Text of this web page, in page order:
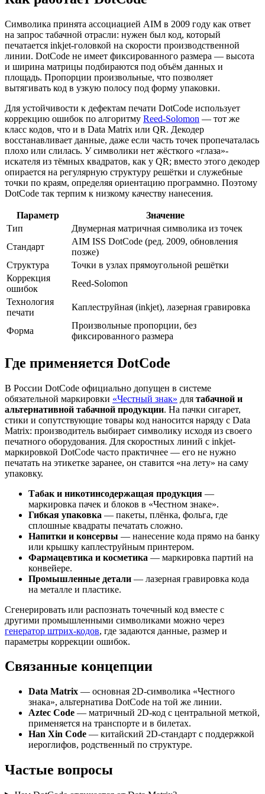
Символика принята ассоциацией AIM в 2009 году как ответ
на запрос табачной отрасли: нужен был код, который
печатается inkjet-головкой на скорости производственной
линии. DotCode не имеет фиксированного размера — высота
и ширина матрицы подбираются под объём данных и
площадь. Пропорции произвольные, что позволяет
вытягивать код в узкую полосу под форму упаковки.
Для устойчивости к дефектам печати DotCode использует
коррекцию ошибок по алгоритму Reed-Solomon — тот же
класс кодов, что и в Data Matrix или QR. Декодер
восстанавливает данные, даже если часть точек пропечаталась
плохо или слилась. У символики нет жёсткого «глаза»-
искателя из тёмных квадратов, как у QR; вместо этого декодер
опирается на регулярную структуру решётки и служебные
точки по краям, определяя ориентацию программно. Поэтому
DotCode так терпим к низкому качеству нанесения.
Параметр
Значение
Тип
Двумерная матричная символика из точек
Стандарт
AIM ISS DotCode (ред. 2009, обновления
позже)
Структура
Точки в узлах прямоугольной решётки
Коррекция
ошибок
Reed-Solomon
Технология
печати
Каплеструйная (inkjet), лазерная гравировка
Форма
Произвольные пропорции, без
фиксированного размера
Где применяется DotCode
В России DotCode официально допущен в системе
обязательной маркировки «Честный знак» для табачной и
альтернативной табачной продукции. На пачки сигарет,
стики и сопутствующие товары код наносится наряду с Data
Matrix: производитель выбирает символику исходя из своего
печатного оборудования. Для скоростных линий с inkjet-
маркировкой DotCode часто практичнее — его не нужно
печатать на этикетке заранее, он ставится «на лету» на саму
упаковку.
Табак и никотинсодержащая продукция —
маркировка пачек и блоков в «Честном знаке».
Гибкая упаковка — пакеты, плёнка, фольга, где
сплошные квадраты печатать сложно.
Напитки и консервы — нанесение кода прямо на банку
или крышку каплеструйным принтером.
Фармацевтика и косметика — маркировка партий на
конвейере.
Промышленные детали — лазерная гравировка кода
на металле и пластике.
Сгенерировать или распознать точечный код вместе с
другими промышленными символиками можно через
генератор штрих-кодов, где задаются данные, размер и
параметры коррекции ошибок.
Связанные концепции
Data Matrix — основная 2D-символика «Честного
знака», альтернатива DotCode на той же линии.
Aztec Code — матричный 2D-код с центральной меткой,
применяется на транспорте и в билетах.
Han Xin Code — китайский 2D-стандарт с поддержкой
иероглифов, родственный по структуре.
Частые вопросы